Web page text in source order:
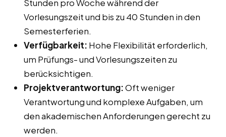
Stunden pro Woche während der
Vorlesungszeit und bis zu 40 Stunden in den
Semesterferien.
Verfügbarkeit: Hohe Flexibilität erforderlich,
um Prüfungs- und Vorlesungszeiten zu
berücksichtigen.
Projektverantwortung:Oft weniger
Verantwortung und komplexe Aufgaben, um
den akademischen Anforderungen gerecht zu
werden.